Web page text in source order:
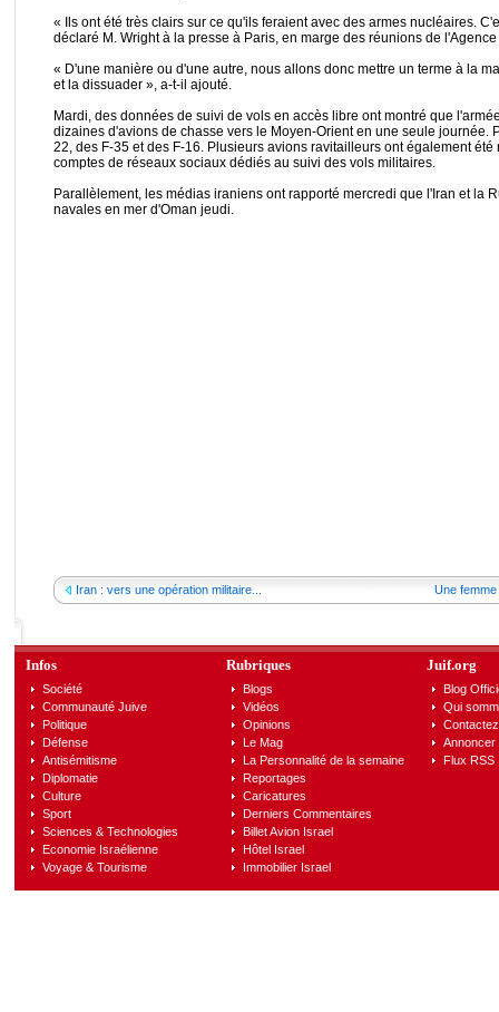
« Ils ont été très clairs sur ce qu'ils feraient avec des armes nucléaires.
déclaré M. Wright à la presse à Paris, en marge des réunions de
« D'une manière ou d'une autre, nous allons donc mettre un terme à la
et la dissuader », a-t-il ajouté.
Mardi, des données de suivi de vols en accès libre ont montré que
dizaines d'avions de chasse vers le Moyen-Orient en une seule journée.
22, des F-35 et des F-16. Plusieurs avions ravitailleurs ont également
comptes de réseaux sociaux dédiés au suivi des vols militaires.
Parallèlement, les médias iraniens ont rapporté mercredi que l'Iran et la
navales en mer d'Oman jeudi.
Iran : vers une opération militaire... Une femme
Infos
Société
Communauté Juive
Politique
Défense
Antisémitisme
Diplomatie
Culture
Sport
Sciences & Technologies
Economie Israélienne
Voyage & Tourisme
Rubriques
Blogs
Vidéos
Opinions
Le Mag
La Personnalité de la semaine
Reportages
Caricatures
Derniers Commentaires
Billet Avion Israel
Hôtel Israel
Immobilier Israel
Juif.org
Blog
Qui
Annoncer
Flux RSS